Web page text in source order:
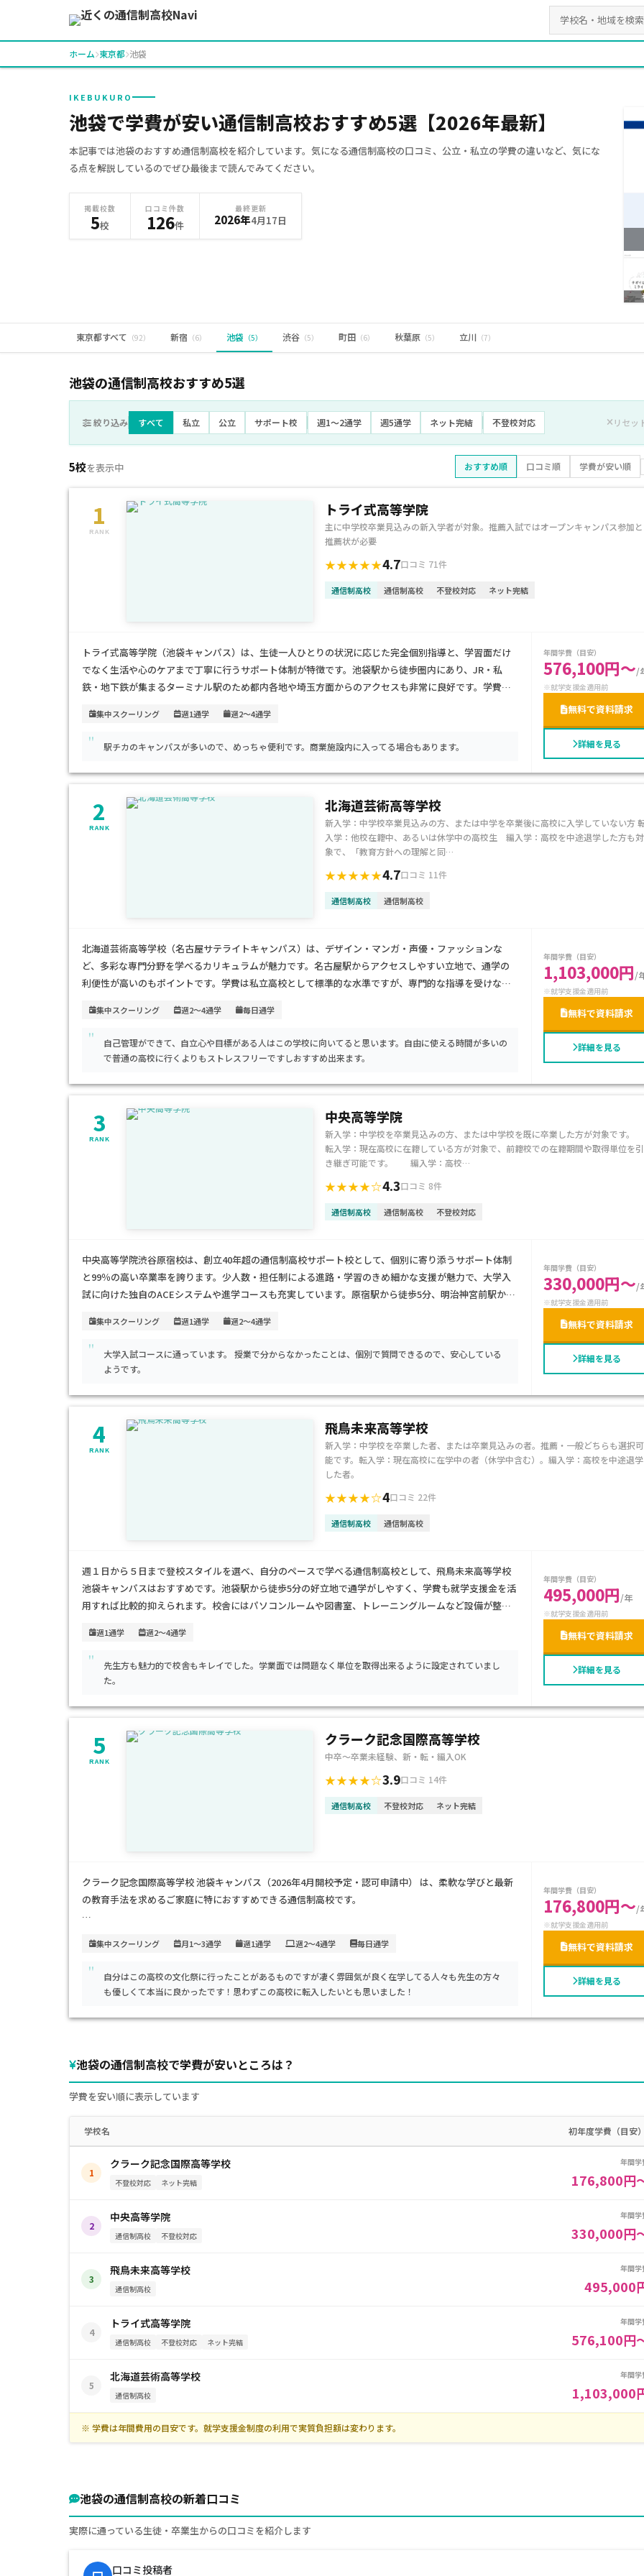
ホーム 東京都 池袋
IKEBUKURO
池袋で学費が安い通信制高校おすすめ5選【2026年最新】
本記事では池袋のおすすめ通信制高校を紹介しています。気になる通信制高校の口コミ、公立・私立の学費の違いなど、気にな
る点を解説しているのでぜひ最後まで読んでみてください。
掲載校数
5校
口コミ件数
126件
最終更新
2026年4月17日
東京都すべて （92） 新宿 （6） 池袋 （5） 渋谷 （5） 町田 （6） 秋葉原 （5） 立川 （7）
池袋の通信制高校おすすめ5選
絞り込み すべて 私立 公立 サポート校 週1〜2通学 週5通学 ネット完結 不登校対応 リセッ
おすすめ順 口コミ順 学費が安い順
5校を表示中
1
RANK
トライ式高等学院
主に中学校卒業見込みの新入学者が対象。推薦入試ではオープンキャンパス参加と
推薦状が必要
★★★★★4.7口コミ 71件
通信制高校 通信制高校 不登校対応 ネット完結
トライ式高等学院（池袋キャンパス）は、生徒一人ひとりの状況に応じた完全個別指導と、学習面だけ
でなく生活や心のケアまで丁寧に行うサポート体制が特徴です。池袋駅から徒歩圏内にあり、JR・私
鉄・地下鉄が集まるターミナル駅のため都内各地や埼玉方面からのアクセスも非常に良好です。学費は
自分のペースで高校卒業を目指しながら大学進学や将来の準備を進めたい方に特におすすめのキャンパ
スです。
集中スクーリング 週1通学 週2～4通学
" 駅チカのキャンパスが多いので、めっちゃ便利です。商業施設内に入ってる場合もあります。
年間学費（目安）
576,100円～/
※就学支援金適用前
無料で資料請求
詳細を見る
2
RANK
北海道芸術高等学校
新入学：中学校卒業見込みの方、または中学を卒業後に高校に入学していない方
入学：他校在籍中、あるいは休学中の高校生 編入学：高校を中途退学した方も対
象で、「教育方針への理解と同…
★★★★★4.7口コミ 11件
通信制高校 通信制高校
北海道芸術高等学校（名古屋サテライトキャンパス）は、デザイン・マンガ・声優・ファッションな
ど、多彩な専門分野を学べるカリキュラムが魅力です。名古屋駅からアクセスしやすい立地で、通学の
利便性が高いのもポイントです。学費は私立高校として標準的な水準ですが、専門的な指導を受けなが
や、将来クリエイティブ業界を目指すお子さんに特におすすめです。
集中スクーリング 週2～4通学 毎日通学
"
自己管理ができて、自立心や目標がある人はこの学校に向いてると思います。自由に使える時間が多いの
で普通の高校に行くよりもストレスフリーですしおすすめ出来ます。
年間学費（目安）
1,103,000円/
※就学支援金適用前
無料で資料請求
詳細を見る
3
RANK
中央高等学院
新入学：中学校を卒業見込みの方、または中学校を既に卒業した方が対象です。
転入学：現在高校に在籍している方が対象で、前籍校での在籍期間や取得単位を引
き継ぎ可能です。 編入学：高校…
★★★★☆4.3口コミ 8件
通信制高校 通信制高校 不登校対応
中央高等学院渋谷原宿校は、創立40年超の通信制高校サポート校として、個別に寄り添うサポート体制
と99％の高い卒業率を誇ります。少人数・担任制による進路・学習のきめ細かな支援が魅力で、大学入
試に向けた独自のACEシステムや進学コースも充実しています。原宿駅から徒歩5分、明治神宮前駅から
で、目的や生活スタイルに応じたコース選択が可能です。特に、不登校経験があるお子さまや、自分の
ペースで進めたい方、進学や就職をバランス良くサポートしてほしい方に最適です。
集中スクーリング 週1通学 週2～4通学
"
大学入試コースに通っています。 授業で分からなかったことは、個別で質問できるので、安心している
ようです。
年間学費（目安）
330,000円～/
※就学支援金適用前
無料で資料請求
詳細を見る
4
RANK
飛鳥未来高等学校
新入学：中学校を卒業した者、または卒業見込みの者。推薦・一般どちらも選択可
能です。転入学：現在高校に在学中の者（休学中含む）。編入学：高校を中途退学
した者。
★★★★☆4口コミ 22件
通信制高校 通信制高校
週１日から５日まで登校スタイルを選べ、自分のペースで学べる通信制高校として、飛鳥未来高等学校
池袋キャンパスはおすすめです。池袋駅から徒歩5分の好立地で通学がしやすく、学費も就学支援金を活
用すれば比較的抑えられます。校舎にはパソコンルームや図書室、トレーニングルームなど設備が整
や、自分の興味分野を深めたい方に特に適した環境です。
週1通学 週2～4通学
"
先生方も魅力的で校舎もキレイでした。学業面では問題なく単位を取得出来るように設定されていまし
た。
年間学費（目安）
495,000円/年
※就学支援金適用前
無料で資料請求
詳細を見る
5
RANK
クラーク記念国際高等学校
中卒～卒業未経験、新・転・編入OK
★★★★☆3.9口コミ 14件
通信制高校 不登校対応 ネット完結
クラーク記念国際高等学校 池袋キャンパス（2026年4月開校予定・認可申請中） は、柔軟な学びと最新
の教育手法を求めるご家庭に特におすすめできる通信制高校です。
「III」と、目的や進路に応じて選べる３つのスマートスタディコースを提供しています。AI・動画教材と
オンライン授業、PBL型探究学習、企業連携授業などを通して、普遍的な学力だけでなく実践的な思考
力を養える点が魅力です 。
アクセスは、池袋駅近辺に位置し、通学の利便性は非常に高いと予想されます（正式な住所等は今後発
学費は未発表ですが、同系列キャンパスの水準から推察すると、入学金や登録料に加え、世帯収入に応
じた授業料設定（約17万円から97万円程度）および就学支援金制度が導入される見通しです。
このキャンパスは、部活動や習い事と両立しながら自分のペースで学びたい生徒、英語やIT、キャリア
任との丁寧な支援を求めるご家庭に特に向いています。開校予定の早期段階から進路相談や個別説明会
が実施されており、安心して検討できる学びの場として期待されています。
集中スクーリング 月1～3通学 週1通学 週2～4通学 毎日通学
"
自分はこの高校の文化祭に行ったことがあるものですが凄く雰囲気が良く在学してる人々も先生の方々
も優しくて本当に良かったです！思わずこの高校に転入したいとも思いました！
年間学費（目安）
176,800円～/
※就学支援金適用前
無料で資料請求
詳細を見る
池袋の通信制高校で学費が安いところは？
学費を安い順に表示しています
学校名 初年度学費（目安
1
クラーク記念国際高等学校
不登校対応 ネット完結
年間学
176,800円
2
中央高等学院
通信制高校 不登校対応
年間学
330,000円
3
飛鳥未来高等学校
通信制高校
年間学
495,000
4
トライ式高等学院
通信制高校 不登校対応 ネット完結
年間学
576,100円
5
北海道芸術高等学校
通信制高校
年間学
1,103,000
※ 学費は年間費用の目安です。就学支援金制度の利用で実質負担額は変わります。
池袋の通信制高校の新着口コミ
実際に通っている生徒・卒業生からの口コミを紹介します
口コミ投稿者